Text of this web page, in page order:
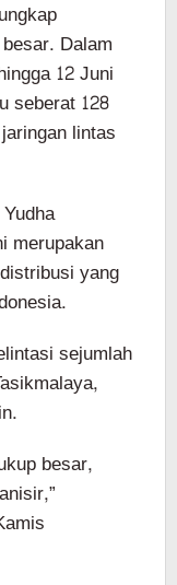
Dalam
12 Juni
seberat 128
lintas
merupakan
yang
sejumlah
besar,